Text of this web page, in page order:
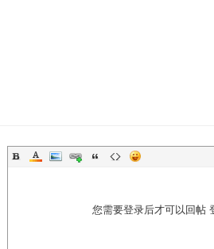
您需要登录后才可以回帖